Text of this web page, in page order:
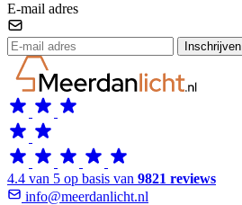
E-mail adres
Inschrijven
4.4 van 5 op basis van 9821 reviews
info@meerdanlicht.nl